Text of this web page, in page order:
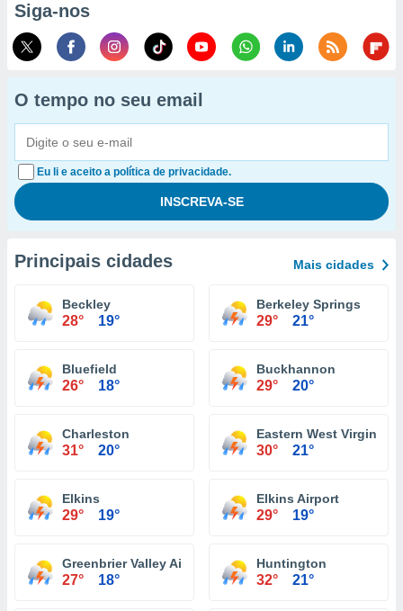
Siga-nos
O tempo no seu email
Eu li e aceito a política de privacidade.
Principais cidades Mais cidades
Beckley
28° 19°
Berkeley Springs
29° 21°
Bluefield
26° 18°
Buckhannon
29° 20°
Charleston
31° 20°
Eastern West Virginia
30° 21°
Elkins
29° 19°
Elkins Airport
29° 19°
Greenbrier Valley Airport
27° 18°
Huntington
32° 21°